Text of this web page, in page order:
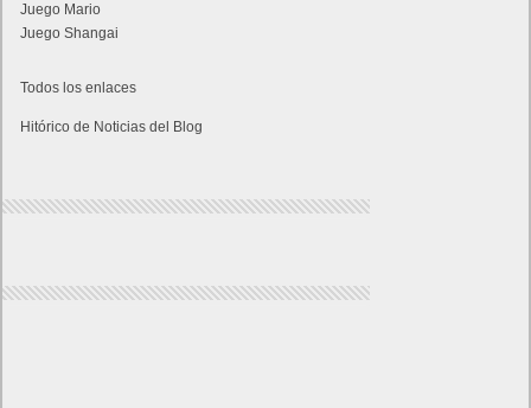
Juego Mario
Juego Shangai
Todos los enlaces
Hitórico de Noticias del Blog